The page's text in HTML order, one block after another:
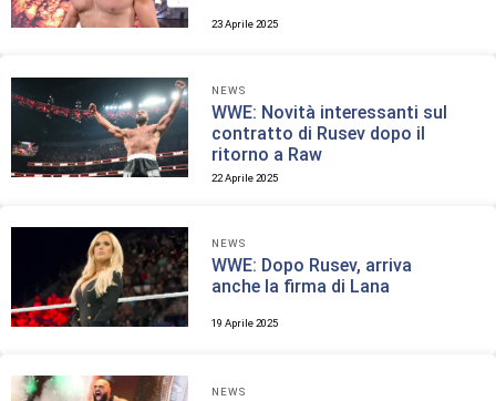
23 Aprile 2025
NEWS
WWE: Novità interessanti sul
contratto di Rusev dopo il
ritorno a Raw
22 Aprile 2025
NEWS
WWE: Dopo Rusev, arriva
anche la firma di Lana
19 Aprile 2025
NEWS